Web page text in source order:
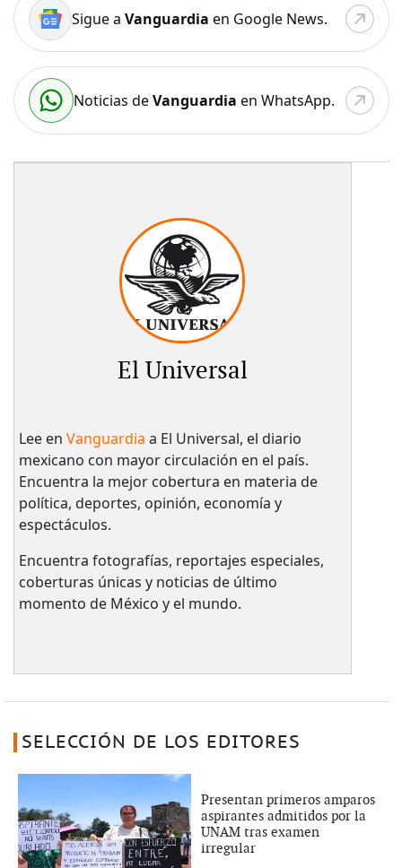
Sigue a Vanguardia en Google News.
Noticias deVanguardia en WhatsApp.
El Universal
Lee en Vanguardia a El Universal, el diario
mexicano con mayor circulación en el país.​
Encuentra la mejor cobertura en materia de
política, deportes, opinión, economía y
espectáculos.
Encuentra fotografías, reportajes especiales,
coberturas únicas y noticias de último
momento de México y el mundo.
SELECCIÓN DE LOS EDITORES
Presentan primeros amparos
aspirantes admitidos por la
UNAM tras examen
irregular